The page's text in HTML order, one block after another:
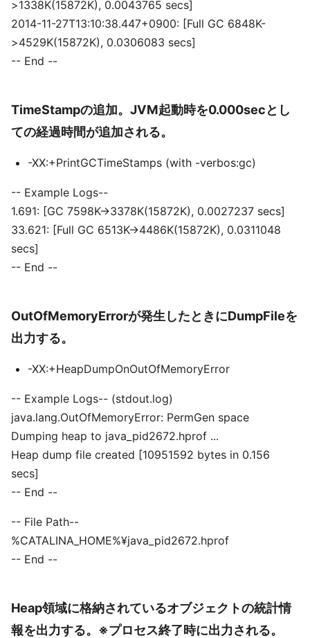
>1338K(15872K), 0.0043765 secs]
2014-11-27T13:10:38.447+0900: [Full GC 6848K-
>4529K(15872K), 0.0306083 secs]
-- End --
TimeStampの追加。JVM起動時を0.000secとし
ての経過時間が追加される。
-XX:+PrintGCTimeStamps (with -verbos:gc)
-- Example Logs--
1.691: [GC 7598K->3378K(15872K), 0.0027237 secs]
33.621: [Full GC 6513K->4486K(15872K), 0.0311048
secs]
-- End --
OutOfMemoryErrorが発生したときにDumpFileを
出力する。
-XX:+HeapDumpOnOutOfMemoryError
-- Example Logs-- (stdout.log)
java.lang.OutOfMemoryError: PermGen space
Dumping heap to java_pid2672.hprof ...
Heap dump file created [10951592 bytes in 0.156
secs]
-- End --
-- File Path--
%CATALINA_HOME%¥java_pid2672.hprof
-- End --
Heap領域に格納されているオブジェクトの統計情
報を出力する。※プロセス終了時に出力される。